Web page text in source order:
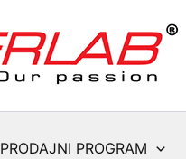
PRODAJNI PROGRAM